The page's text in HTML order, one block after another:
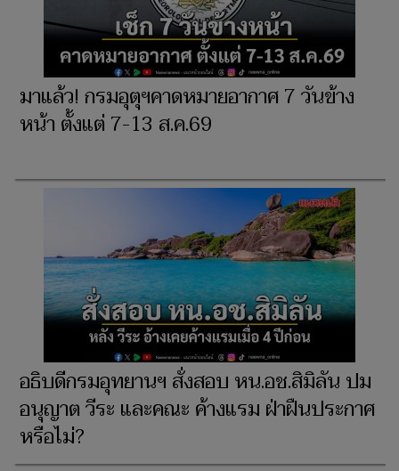
มาแล้ว! กรมอุตุฯคาดหมายอากาศ 7 วันข้าง
หน้า ตั้งแต่ 7-13 ส.ค.69
อธิบดีกรมอุทยานฯ สั่งสอบ หน.อช.สิมิลัน ปม
อนุญาต วีระ และคณะ ค้างแรม ฝ่าฝืนประกาศ
หรือไม่?